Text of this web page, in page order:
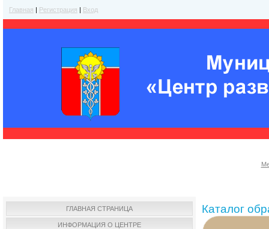
Главная | Регистрация | Вход
ГЛАВНАЯ СТРАНИЦА
ИНФОРМАЦИЯ О ЦЕНТРЕ
Каталог